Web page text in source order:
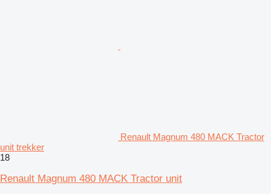
Renault Magnum 480 MACK Tractor
unit trekker
18
Renault Magnum 480 MACK Tractor unit